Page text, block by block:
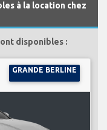
à la location chez
disponibles :
GRANDE BERLINE